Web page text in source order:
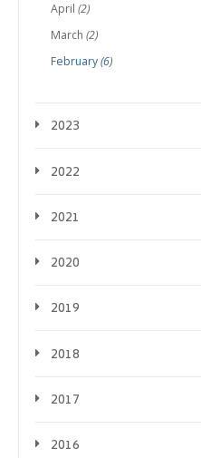
April (2)
March (2)
February(6)
2023
2022
2021
2020
2019
2018
2017
2016